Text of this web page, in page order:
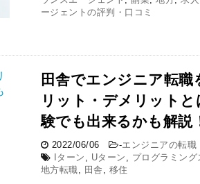
ージェントの評判・口コミ
田舎でエンジニア転職
リット・デメリットと
験でも出来るかも解説
2022/06/06 -エンジニアの転職
Iターン , Uターン , プログラミング
地方転職, 田舎 , 移住